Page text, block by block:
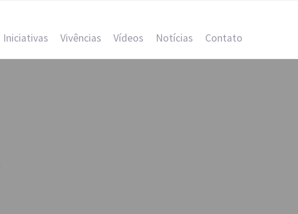
Iniciativas Vivências Vídeos Notícias Contato